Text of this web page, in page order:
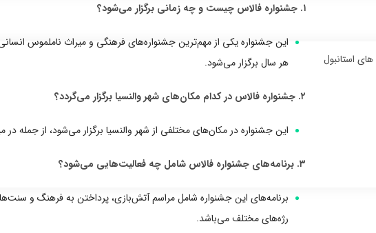
استانبول
۱. جشنواره فالاس چیست و چه زمانی برگزار می‌شود؟
این جشنواره یکی از مهم‌ترین جشنواره‌های فرهنگی و میراث ناملموس
هر سال برگزار می‌شود.
۲. جشنواره فالاس در کدام مکان‌های شهر والنسیا برگزار می‌گردد؟
این جشنواره در مکان‌های مختلفی از شهر والنسیا برگزار می‌شود، از جمله
۳. برنامه‌های جشنواره فالاس شامل چه فعالیت‌هایی می‌شود؟
برنامه‌های این جشنواره شامل مراسم آتش‌بازی، پرداختن به فرهنگ و
رژه‌های مختلف می‌باشد.